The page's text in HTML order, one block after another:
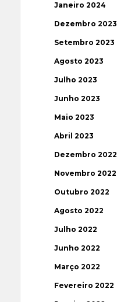
Janeiro 2024
Dezembro 2023
Setembro 2023
Agosto 2023
Julho 2023
Junho 2023
Maio 2023
Abril 2023
Dezembro 2022
Novembro 2022
Outubro 2022
Agosto 2022
Julho 2022
Junho 2022
Março 2022
Fevereiro 2022